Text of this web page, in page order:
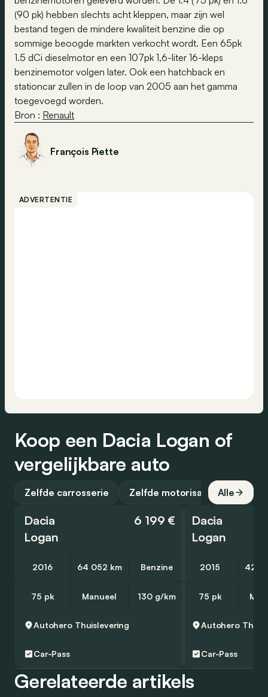
(90 pk) hebben slechts acht kleppen, maar zijn wel
bestand tegen de mindere kwaliteit benzine die op
sommige beoogde markten verkocht wordt. Een 65pk
1.5 dCi dieselmotor en een 107pk 1,6-liter 16-kleps
benzinemotor volgen later. Ook een hatchback en
stationcar zullen in de loop van 2005 aan het gamma
toegevoegd worden.
Bron : Renault
François Piette
ADVERTENTIE
Koop een Dacia Logan of
vergelijkbare auto
Zelfde carrosserie Zelfde motorisatie Alle
Dacia
Logan
6 199 €
2016 64 052 km Benzine
75 pk Manueel 130 g/km
Autohero Thuislevering
Car-Pass
Dacia
Logan
2015 42
75 pk
Autohero
Car-Pass
Gerelateerde artikels